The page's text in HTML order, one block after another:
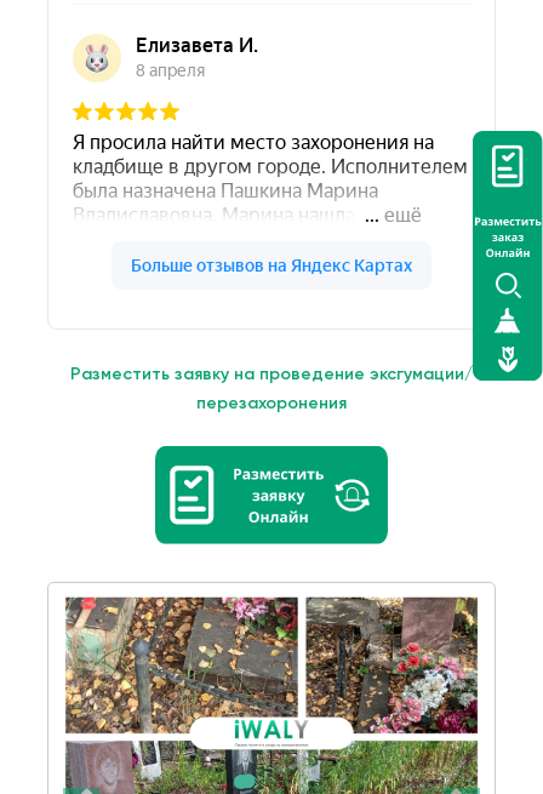
Разместить заявку на проведение эксгумации/
перезахоронения